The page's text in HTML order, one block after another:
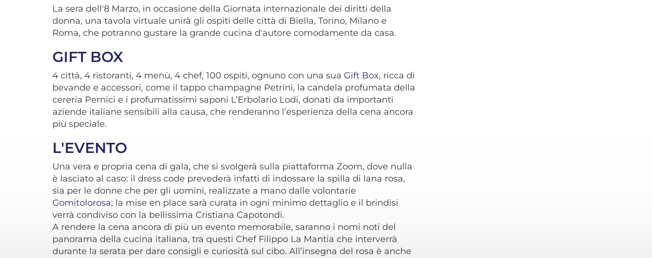
La sera dell'8 Marzo, in occasione della Giornata internazionale dei diritti della
donna, una tavola virtuale unirà gli ospiti delle città di Biella, Torino, Milano e
Roma, che potranno gustare la grande cucina d'autore comodamente da casa.
GIFT BOX
4 città, 4 ristoranti, 4 menù, 4 chef, 100 ospiti, ognuno con una sua Gift Box, ricca di
bevande e accessori, come il tappo champagne Petrini, la candela profumata della
cereria Pernici e i profumatissimi saponi L’Erbolario Lodi, donati da importanti
aziende italiane sensibili alla causa, che renderanno l’esperienza della cena ancora
più speciale.
L'EVENTO
Una vera e propria cena di gala, che si svolgerà sulla piattaforma Zoom, dove nulla
è lasciato al caso: il dress code prevederà infatti di indossare la spilla di lana rosa,
sia per le donne che per gli uomini, realizzate a mano dalle volontarie
Gomitolorosa; la mise en place sarà curata in ogni minimo dettaglio e il brindisi
verrà condiviso con la bellissima Cristiana Capotondi.
A rendere la cena ancora di più un evento memorabile, saranno i nomi noti del
panorama della cucina italiana, tra questi Chef Filippo La Mantia che interverrà
durante la serata per dare consigli e curiosità sul cibo. All’insegna del rosa è anche